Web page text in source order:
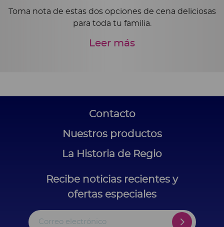
Toma nota de estas dos opciones de cena deliciosas
para toda tu familia.
Leer más
Contacto
Nuestros productos
La Historia de Regio
Recibe noticias recientes y
ofertas especiales
Correo electrónico